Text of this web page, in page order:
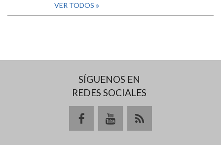
VER TODOS
SÍGUENOS EN
REDES SOCIALES